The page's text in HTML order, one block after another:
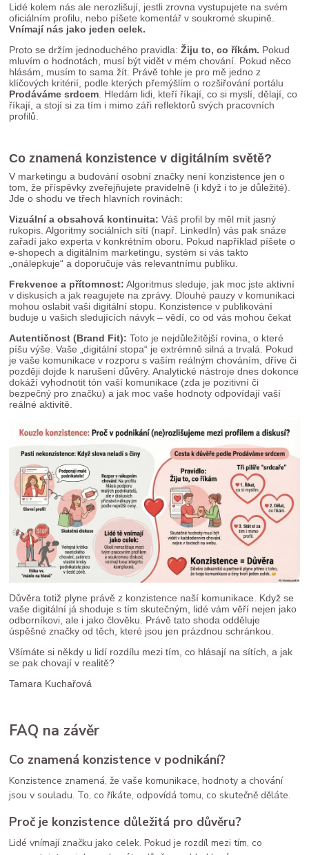
Lidé kolem nás ale nerozlišují, jestli zrovna vystupujete na svém
oficiálním profilu, nebo píšete komentář v soukromé skupině.
Vnímají nás jako jeden celek.
Proto se držím jednoduchého pravidla:Žiju to, co říkám. Pokud
mluvím o hodnotách, musí být vidět v mém chování. Pokud něco
hlásám, musím to sama žít. Právě tohle je pro mě jedno z
klíčových kritérií, podle kterých přemýšlím o rozšiřování portálu
Prodáváme srdcem . Hledám lidi, kteří říkají, co si myslí, dělají, co
říkají, a stojí si za tím i mimo záři reflektorů svých pracovních
profilů.
Co znamená konzistence v digitálním světě?
V marketingu a budování osobní značky není konzistence jen o
tom, že příspěvky zveřejňujete pravidelně (i když i to je důležité).
Jde o shodu ve třech hlavních rovinách:
Vizuální a obsahová kontinuita: Váš profil by měl mít jasný
rukopis.Algoritmy sociálních sítí (např. LinkedIn) vás pak snáze
zařadí jako experta v konkrétním oboru. Pokud například píšete o
e-shopech a digitálním marketingu, systém si vás takto
„onálepkuje“ a doporučuje vás relevantnímu publiku.
Frekvence a přítomnost: Algoritmus sleduje, jak moc jste aktivní
v diskusích a jak reagujete na zprávy. Dlouhé pauzy v komunikaci
mohou oslabit vaši digitální stopu. Konzistence v publikování
buduje u vašich sledujících návyk – vědí, co od vás mohou čekat
Autentičnost (Brand Fit): Toto je nejdůležitější rovina, o které
píšu výše.Vaše „digitální stopa“ je extrémně silná a trvalá. Pokud
je vaše komunikace v rozporu s vaším reálným chováním, dříve či
později dojde k narušení důvěry.Analytické nástroje dnes dokonce
dokáží vyhodnotit tón vaší komunikace (zda je pozitivní či
bezpečný pro značku) a jak moc vaše hodnoty odpovídají vaší
reálné aktivitě.
Důvěra totiž plyne právě z konzistence naší komunikace. Když se
vaše digitální já shoduje s tím skutečným, lidé vám věří nejen jako
odborníkovi, ale i jako člověku. Právě tato shoda odděluje
úspěšné značky od těch, které jsou jen prázdnou schránkou.
Všímáte si někdy u lidí rozdílu mezi tím, co hlásají na sítích, a jak
se pak chovají v realitě?
Tamara Kuchařová
FAQ na závěr
Co znamená konzistence v podnikání?
Konzistence znamená, že vaše komunikace, hodnoty a chování
jsou v souladu. To, co říkáte, odpovídá tomu, co skutečně děláte.
Proč je konzistence důležitá pro důvěru?
Lidé vnímají značku jako celek. Pokud je rozdíl mezi tím, co